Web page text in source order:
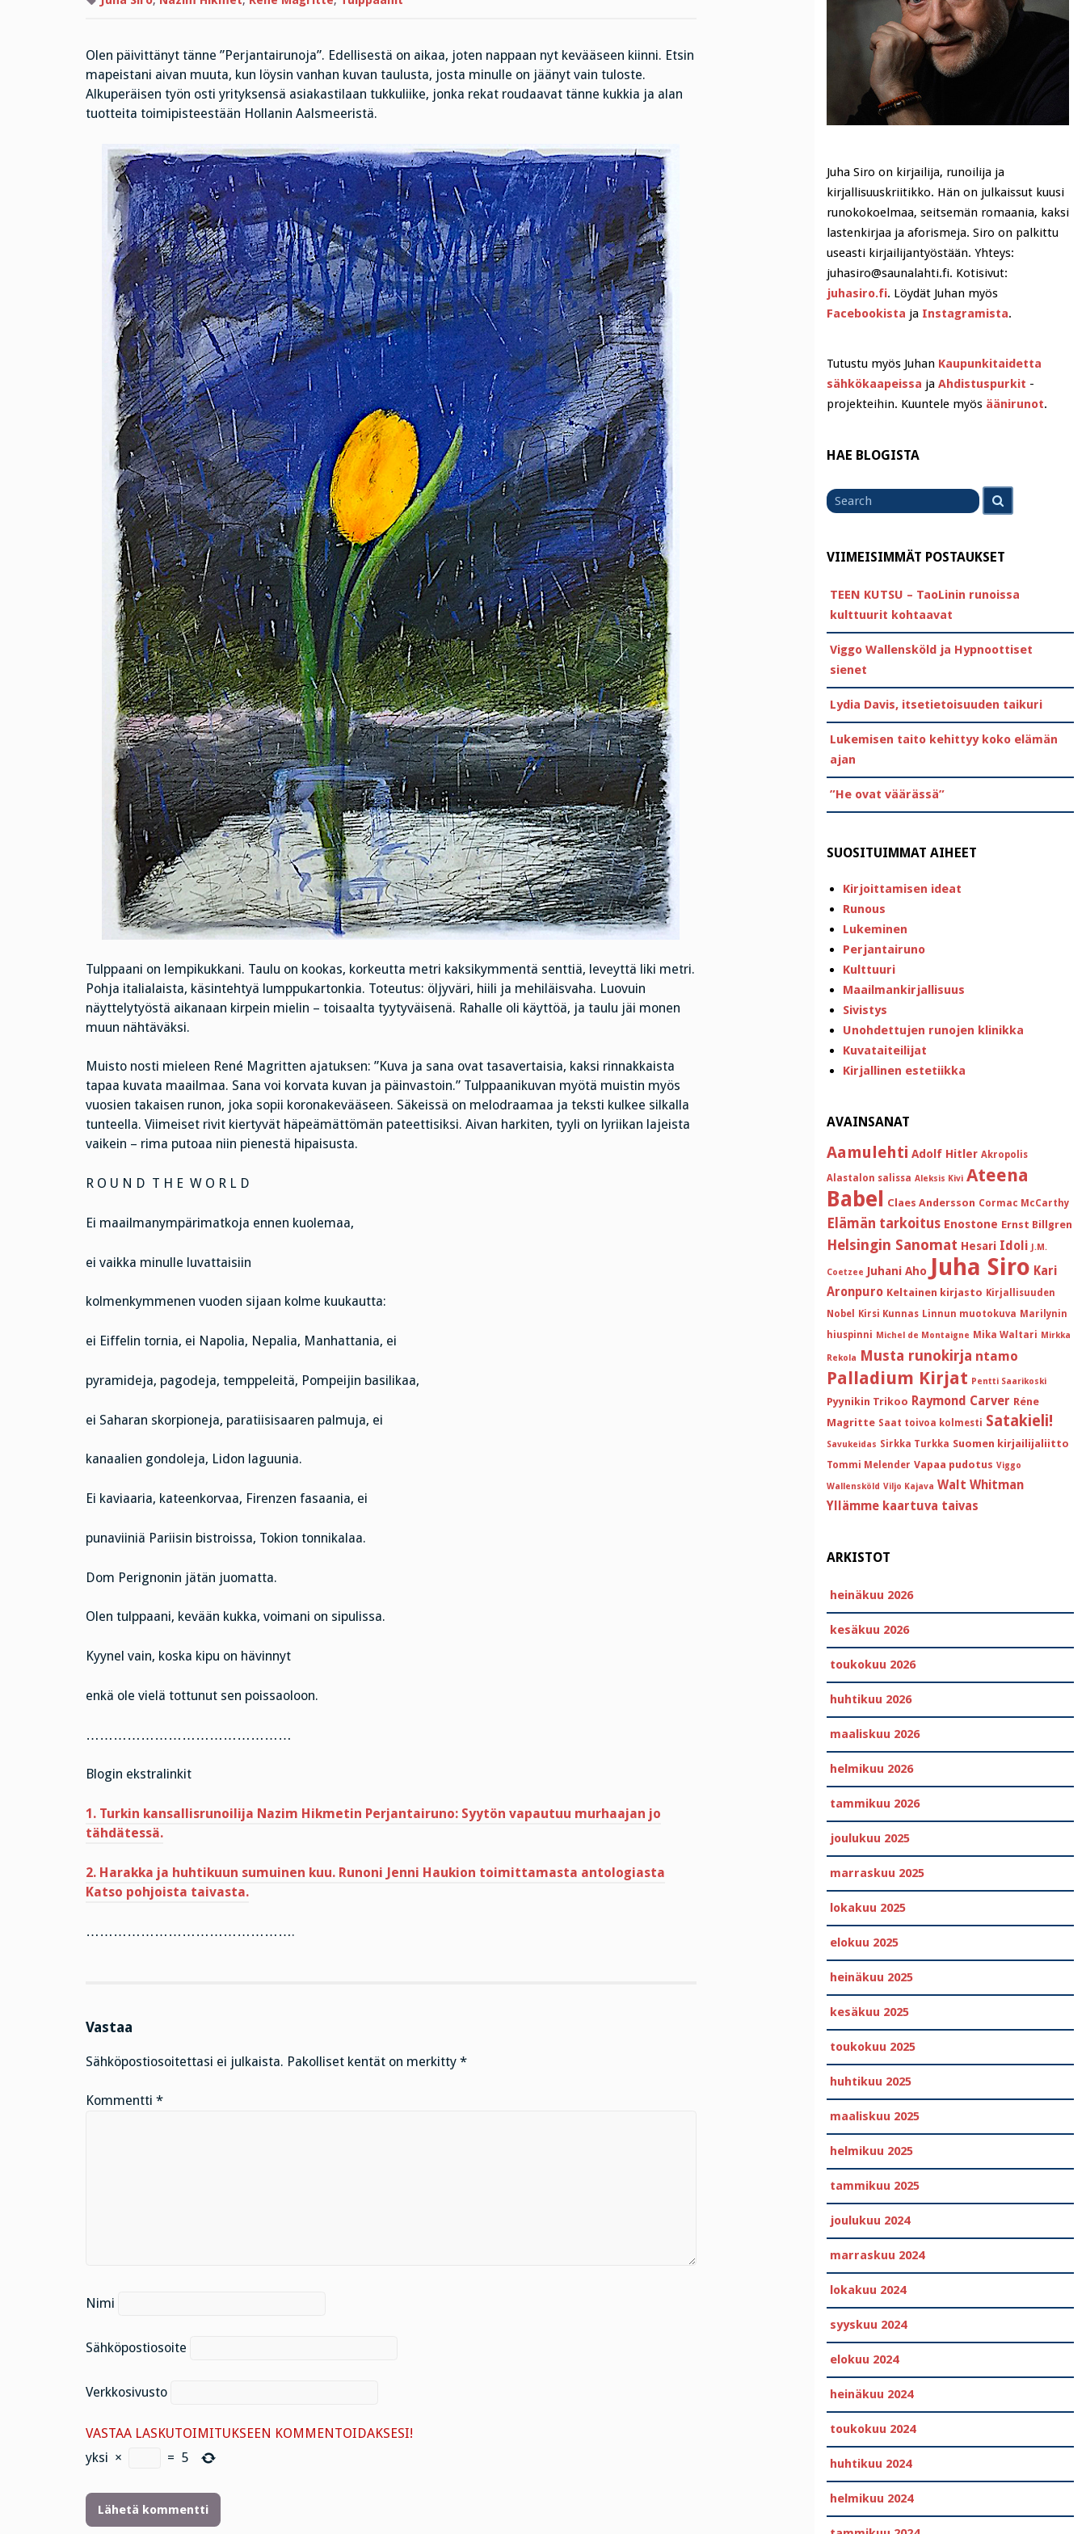
Olen päivittänyt tänne ”Perjantairunoja”. Edellisestä on aikaa, joten nappaan nyt kevääseen kiinni. Etsin
mapeistani aivan muuta, kun löysin vanhan kuvan taulusta, josta minulle on jäänyt vain tuloste.
Alkuperäisen työn osti yrityksensä asiakastilaan tukkuliike, jonka rekat roudaavat tänne kukkia ja alan
tuotteita toimipisteestään Hollanin Aalsmeeristä.
Tulppaani on lempikukkani. Taulu on kookas, korkeutta metri kaksikymmentä senttiä, leveyttä liki metri.
Pohja italialaista, käsintehtyä lumppukartonkia. Toteutus: öljyväri, hiili ja mehiläisvaha. Luovuin
näyttelytyöstä aikanaan kirpein mielin – toisaalta tyytyväisenä. Rahalle oli käyttöä, ja taulu jäi monen
muun nähtäväksi.
Muisto nosti mieleen René Magritten ajatuksen: ”Kuva ja sana ovat tasavertaisia, kaksi rinnakkaista
tapaa kuvata maailmaa. Sana voi korvata kuvan ja päinvastoin.” Tulppaanikuvan myötä muistin myös
vuosien takaisen runon, joka sopii koronakevääseen. Säkeissä on melodraamaa ja teksti kulkee silkalla
tunteella. Viimeiset rivit kiertyvät häpeämättömän pateettisiksi. Aivan harkiten, tyyli on lyriikan lajeista
vaikein – rima putoaa niin pienestä hipaisusta.
R O U N D T H E W O R L D
Ei maailmanympärimatkoja ennen kuolemaa,
ei vaikka minulle luvattaisiin
kolmenkymmenen vuoden sijaan kolme kuukautta:
ei Eiffelin tornia, ei Napolia, Nepalia, Manhattania, ei
pyramideja, pagodeja, temppeleitä, Pompeijin basilikaa,
ei Saharan skorpioneja, paratiisisaaren palmuja, ei
kanaalien gondoleja, Lidon laguunia.
Ei kaviaaria, kateenkorvaa, Firenzen fasaania, ei
punaviiniä Pariisin bistroissa, Tokion tonnikalaa.
Dom Perignonin jätän juomatta.
Olen tulppaani, kevään kukka, voimani on sipulissa.
Kyynel vain, koska kipu on hävinnyt
enkä ole vielä tottunut sen poissaoloon.
………………………………………
Blogin ekstralinkit
1. Turkin kansallisrunoilija Nazim Hikmetin Perjantairuno: Syytön vapautuu murhaajan jo
tähdätessä.
2. Harakka ja huhtikuun sumuinen kuu. Runoni Jenni Haukion toimittamasta antologiasta
Katso pohjoista taivasta.
……………………………………….
Vastaa
Sähköpostiosoitettasi ei julkaista. Pakolliset kentät on merkitty *
Kommentti *
Nimi
Sähköpostiosoite
Verkkosivusto
VASTAA LASKUTOIMITUKSEEN KOMMENTOIDAKSESI!
yksi × = 5
Juha Siro on kirjailija, runoilija ja
kirjallisuuskriitikko. Hän on julkaissut kuusi
runokokoelmaa, seitsemän romaania, kaksi
lastenkirjaa ja aforismeja. Siro on palkittu
useasti kirjailijantyöstään. Yhteys:
juhasiro@saunalahti.fi. Kotisivut:
juhasiro.fi. Löydät Juhan myös
Facebookista ja Instagramista.
Tutustu myös Juhan Kaupunkitaidetta
sähkökaapeissa ja Ahdistuspurkit -
projekteihin. Kuuntele myös äänirunot.
HAE BLOGISTA
for
VIIMEISIMMÄT POSTAUKSET
TEEN KUTSU – TaoLinin runoissa
kulttuurit kohtaavat
Viggo Wallensköld ja Hypnoottiset
sienet
Lydia Davis, itsetietoisuuden taikuri
Lukemisen taito kehittyy koko elämän
ajan
”He ovat väärässä”
SUOSITUIMMAT AIHEET
Kirjoittamisen ideat
Runous
Lukeminen
Perjantairuno
Kulttuuri
Maailmankirjallisuus
Sivistys
Unohdettujen runojen klinikka
Kuvataiteilijat
Kirjallinen estetiikka
AVAINSANAT
Aamulehti Adolf Hitler Akropolis
Alastalon salissa Aleksis Kivi Ateena
Babel Claes Andersson Cormac McCarthy
Elämän tarkoitus Enostone Ernst Billgren
Helsingin Sanomat Hesari Idoli J.M.
Coetzee Juhani Aho Juha Siro Kari
Aronpuro Keltainen kirjasto Kirjallisuuden
Nobel
Kirsi Kunnas Linnun muotokuva Marilynin
hiuspinni Michel de Montaigne Mika Waltari Mirkka
Rekola Musta runokirja ntamo
Palladium Kirjat Pentti Saarikoski
Pyynikin Trikoo Raymond Carver Réne
Magritte Saat toivoa kolmesti Satakieli!
Savukeidas Sirkka Turkka Suomen kirjailijaliitto
Tommi Melender Vapaa pudotus Viggo
Wallensköld Viljo Kajava Walt Whitman
Yllämme kaartuva taivas
ARKISTOT
heinäkuu 2026
kesäkuu 2026
toukokuu 2026
huhtikuu 2026
maaliskuu 2026
helmikuu 2026
tammikuu 2026
joulukuu 2025
marraskuu 2025
lokakuu 2025
elokuu 2025
heinäkuu 2025
kesäkuu 2025
toukokuu 2025
huhtikuu 2025
maaliskuu 2025
helmikuu 2025
tammikuu 2025
joulukuu 2024
marraskuu 2024
lokakuu 2024
syyskuu 2024
elokuu 2024
heinäkuu 2024
toukokuu 2024
huhtikuu 2024
helmikuu 2024